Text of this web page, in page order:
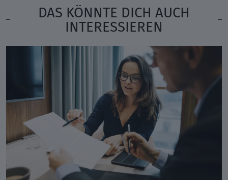
DAS KÖNNTE DICH AUCH
INTERESSIEREN